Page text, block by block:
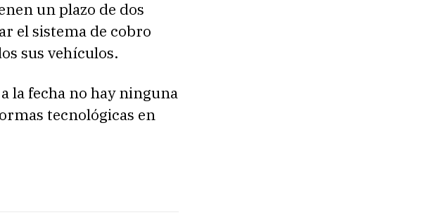
un plazo de dos
el sistema de cobro
sus vehículos.
la fecha no hay ninguna
tecnológicas en